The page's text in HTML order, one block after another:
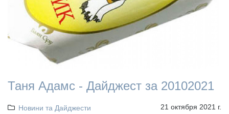
Таня Адамс - Дайджест за 20102021
Новини та Дайджести 21 октября 2021 г.